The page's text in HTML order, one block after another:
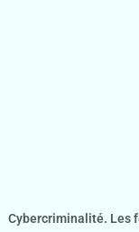
Cybercriminalité. Les